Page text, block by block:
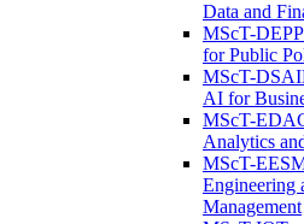
Data and
MScT-
for Public
MScT-
AI for
MScT-
Analytics
MScT-
Engineering
Management